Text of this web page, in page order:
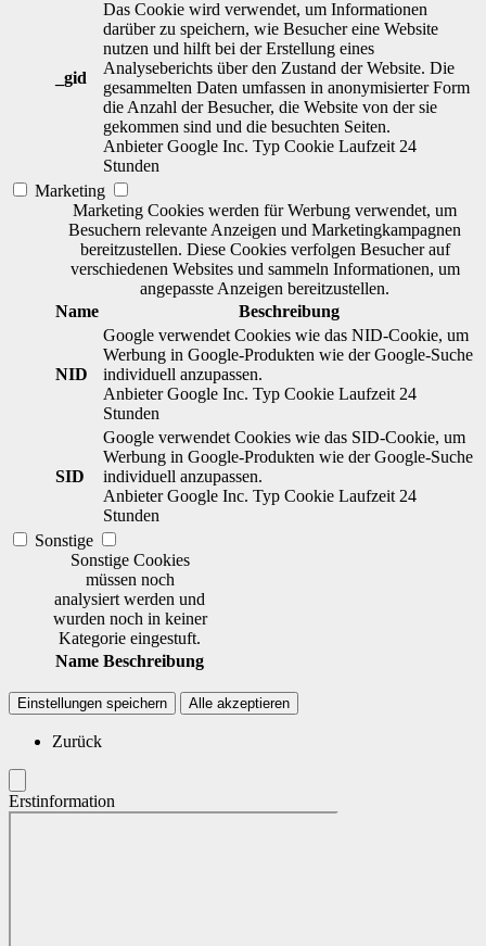
_gid
Das Cookie wird verwendet, um Informationen
darüber zu speichern, wie Besucher eine Website
nutzen und hilft bei der Erstellung eines
Analyseberichts über den Zustand der Website. Die
gesammelten Daten umfassen in anonymisierter Form
die Anzahl der Besucher, die Website von der sie
gekommen sind und die besuchten Seiten.
Anbieter Google Inc. Typ Cookie Laufzeit 24
Stunden
Marketing
Marketing Cookies werden für Werbung verwendet, um
Besuchern relevante Anzeigen und Marketingkampagnen
bereitzustellen. Diese Cookies verfolgen Besucher auf
verschiedenen Websites und sammeln Informationen, um
angepasste Anzeigen bereitzustellen.
Name
Beschreibung
NID
Google verwendet Cookies wie das NID-Cookie, um
Werbung in Google-Produkten wie der Google-Suche
individuell anzupassen.
Anbieter Google Inc. Typ Cookie Laufzeit 24
Stunden
SID
Google verwendet Cookies wie das SID-Cookie, um
Werbung in Google-Produkten wie der Google-Suche
individuell anzupassen.
Anbieter Google Inc. Typ Cookie Laufzeit 24
Stunden
Sonstige
Sonstige Cookies
müssen noch
analysiert werden und
wurden noch in keiner
Kategorie eingestuft.
Name Beschreibung
Einstellungen speichern Alle akzeptieren
Zurück
Erstinformation